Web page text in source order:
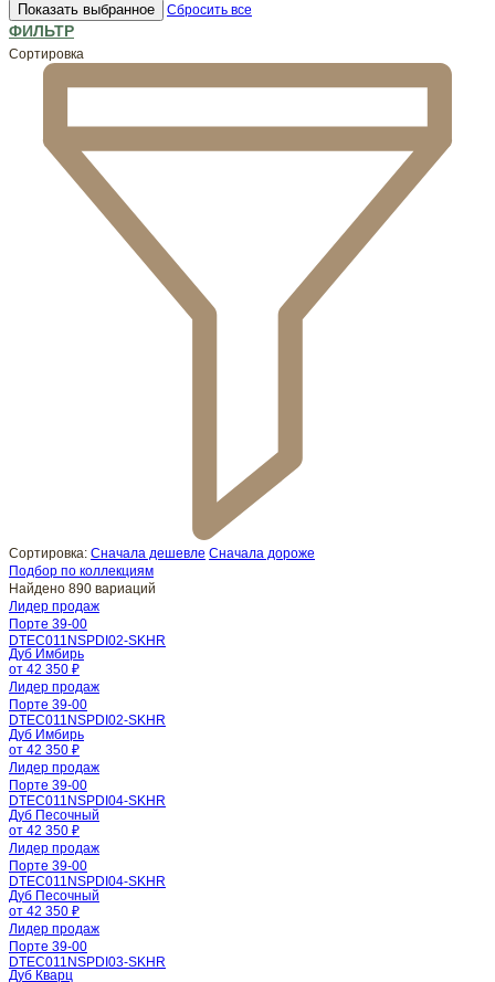
Показать выбранное Сбросить все
ФИЛЬТР
Сортировка
Сортировка: Сначала дешевле Сначала дороже
Подбор по коллекциям
Найдено 890 вариаций
Лидер продаж
Порте 39-00
DTEC011NSPDI02-SKHR
Дуб Имбирь
от 42 350 ₽
Лидер продаж
Порте 39-00
DTEC011NSPDI02-SKHR
Дуб Имбирь
от 42 350 ₽
Лидер продаж
Порте 39-00
DTEC011NSPDI04-SKHR
Дуб Песочный
от 42 350 ₽
Лидер продаж
Порте 39-00
DTEC011NSPDI04-SKHR
Дуб Песочный
от 42 350 ₽
Лидер продаж
Порте 39-00
DTEC011NSPDI03-SKHR
Дуб Кварц